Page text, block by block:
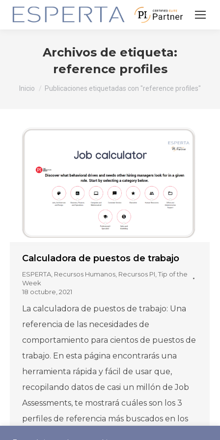
Archivos de etiqueta:
reference profiles
Estás aquí:
Inicio Publicaciones etiquetadas con "reference profiles"
Calculadora de puestos de trabajo
ESPERTA, Recursos Humanos, Recursos PI,Tip of the
Week
18 octubre, 2021
La calculadora de puestos de trabajo: Una
referencia de las necesidades de
comportamiento para cientos de puestos de
trabajo. En esta página encontrarás una
herramienta rápida y fácil de usar que,
recopilando datos de casi un millón de Job
Assessments, te mostrará cuáles son los 3
perfiles de referencia más buscados en los